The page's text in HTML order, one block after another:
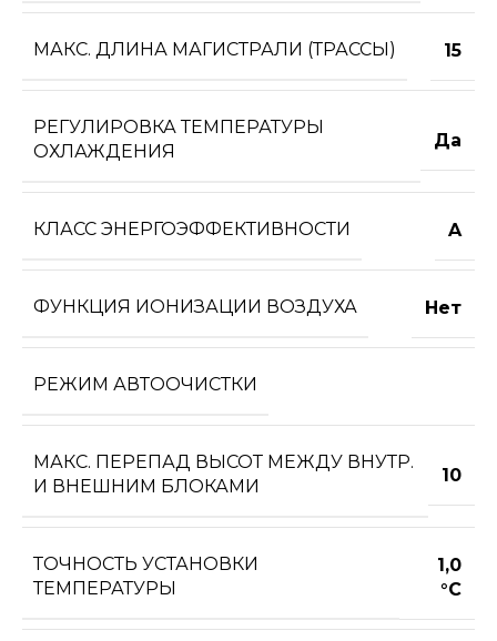
МАКС. ДЛИНА МАГИСТРАЛИ (ТРАССЫ) 15
РЕГУЛИРОВКА ТЕМПЕРАТУРЫ
ОХЛАЖДЕНИЯ
Да
КЛАСС ЭНЕРГОЭФФЕКТИВНОСТИ A
ФУНКЦИЯ ИОНИЗАЦИИ ВОЗДУХА Нет
РЕЖИМ АВТООЧИСТКИ
МАКС. ПЕРЕПАД ВЫСОТ МЕЖДУ ВНУТР.
И ВНЕШНИМ БЛОКАМИ
10
ТОЧНОСТЬ УСТАНОВКИ
ТЕМПЕРАТУРЫ
1,0
°С